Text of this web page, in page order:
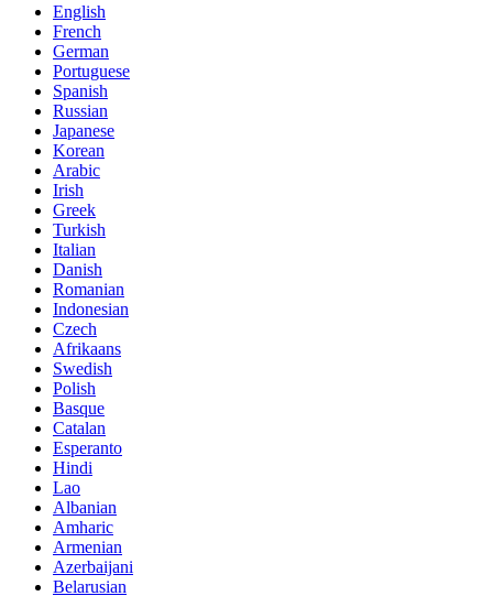
English
French
German
Portuguese
Spanish
Russian
Japanese
Korean
Arabic
Irish
Greek
Turkish
Italian
Danish
Romanian
Indonesian
Czech
Afrikaans
Swedish
Polish
Basque
Catalan
Esperanto
Hindi
Lao
Albanian
Amharic
Armenian
Azerbaijani
Belarusian